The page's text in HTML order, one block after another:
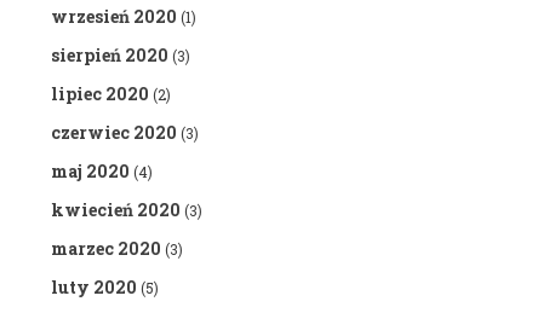
wrzesień 2020 (1)
sierpień 2020 (3)
lipiec 2020 (2)
czerwiec 2020 (3)
maj 2020 (4)
kwiecień 2020 (3)
marzec 2020 (3)
luty 2020 (5)